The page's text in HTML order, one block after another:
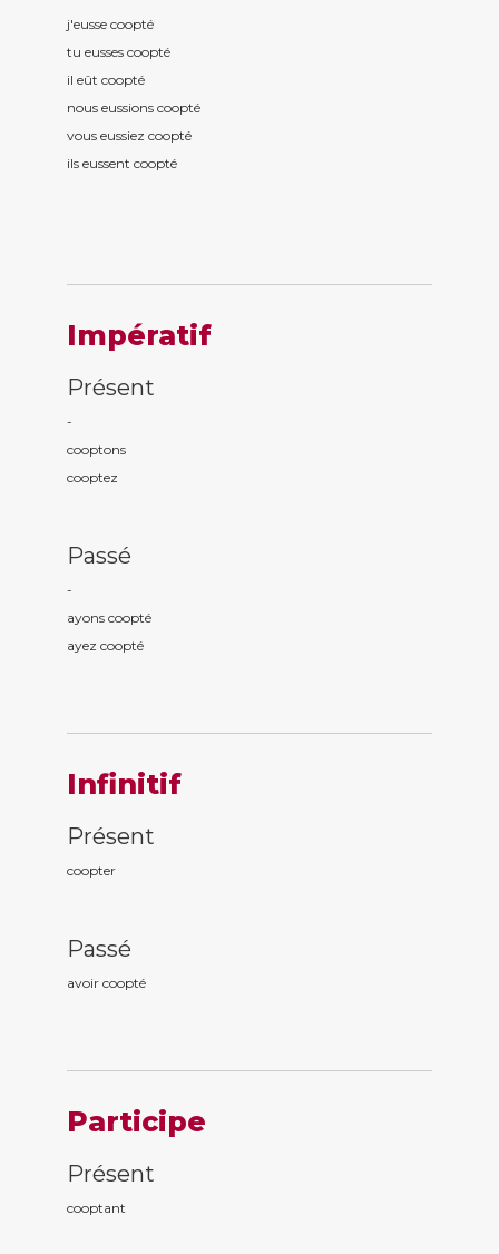
j'eusse coopté
tu eusses coopté
il eût coopté
nous eussions coopté
vous eussiez coopté
ils eussent coopté
Impératif
Présent
-
cooptons
cooptez
Passé
-
ayons coopté
ayez coopté
Infinitif
Présent
coopter
Passé
avoir coopté
Participe
Présent
cooptant